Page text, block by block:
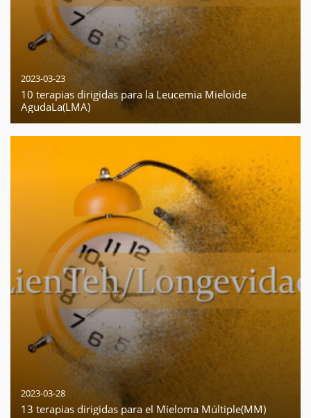
2023-03-23
10 terapias dirigidas para la Leucemia Mieloide
AgudaLa(LMA)
2023-03-28
13 terapias dirigidas para el Mieloma Múltiple(MM)